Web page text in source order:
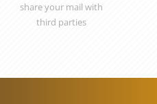
share your mail with
third parties